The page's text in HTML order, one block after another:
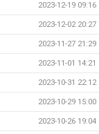
2023-12-19 09:16
2023-12-02 20:27
2023-11-27 21:29
2023-11-01 14:21
2023-10-31 22:12
2023-10-29 15:00
2023-10-26 19:04